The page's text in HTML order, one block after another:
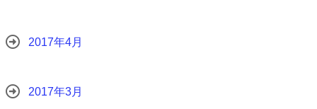
2017年4月
2017年3月